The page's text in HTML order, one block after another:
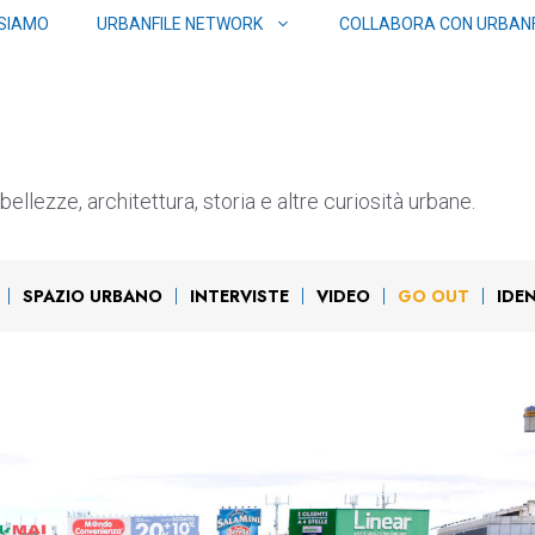
URBANFILE NETWORK COLLABORA CON
architettura, storia e altre curiosità urbane.
SPAZIO URBANO INTERVISTE VIDEO GO OUT